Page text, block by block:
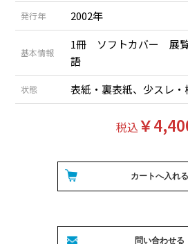
発行年 2002年
基本情報
1冊 ソフトカバー 展
語
状態 表紙・裏表紙、少スレ
税込￥